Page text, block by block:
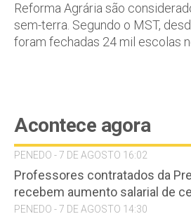
Reforma Agrária são
sem-terra. Segundo o MST,
foram fechadas 24 mil escolas
Acontece agora
PENEDO - 7 DE AGOSTO 16:02
Professores contratados da
recebem aumento salarial de
PENEDO - 7 DE AGOSTO 14:30